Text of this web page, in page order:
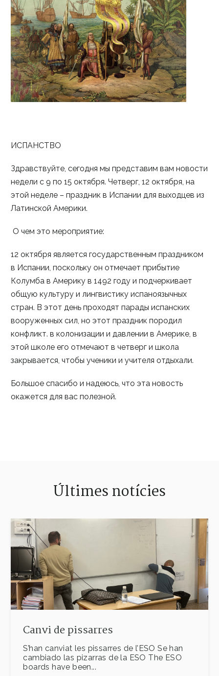
ИСПАНСТВО
Здравствуйте, сегодня мы представим вам новости
недели с 9 по 15 октября. Четверг, 12 октября, на
этой неделе – праздник в Испании для выходцев из
Латинской Америки.
О чем это мероприятие:
12 октября является государственным праздником
в Испании, поскольку он отмечает прибытие
Колумба в Америку в 1492 году и подчеркивает
общую культуру и лингвистику испаноязычных
стран. В этот день проходят парады испанских
вооруженных сил, но этот праздник породил
конфликт. в колонизации и давлении в Америке, в
этой школе его отмечают в четверг и школа
закрывается, чтобы ученики и учителя отдыхали.
Большое спасибо и надеюсь, что эта новость
окажется для вас полезной.
Últimes notícies
Canvi de pissarres
S’han canviat les pissarres de l’ESO Se han
cambiado las pizarras de la ESO The ESO
boards have been...